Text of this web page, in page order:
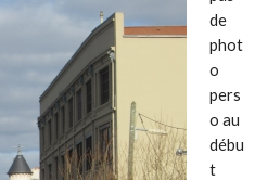
de
phot
o
pers
o au
débu
t